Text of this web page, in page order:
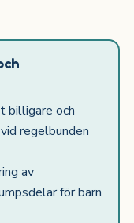
billigare och
regelbunden
av
för barn